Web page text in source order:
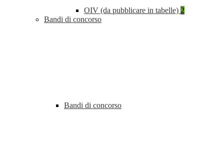
OIV (da pubblicare in tabelle) 2
Bandi di concorso
Bandi di concorso